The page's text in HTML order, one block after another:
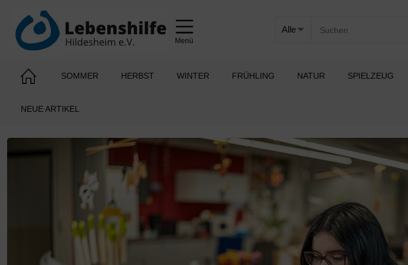
Menü
SOMMER HERBST WINTER FRÜHLING NATUR SPIELZEUG
NEUE ARTIKEL